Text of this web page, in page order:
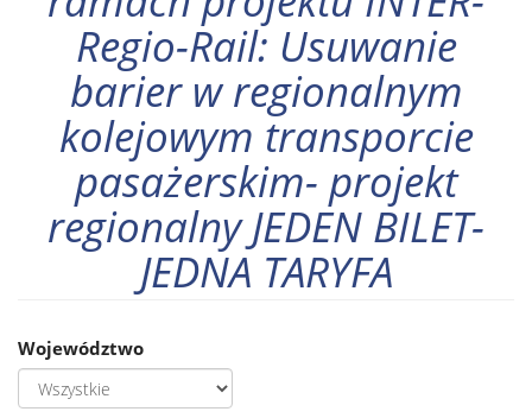
Regio-Rail: Usuwanie
barier w regionalnym
kolejowym transporcie
pasażerskim- projekt
regionalny JEDEN BILET-
JEDNA TARYFA
Województwo